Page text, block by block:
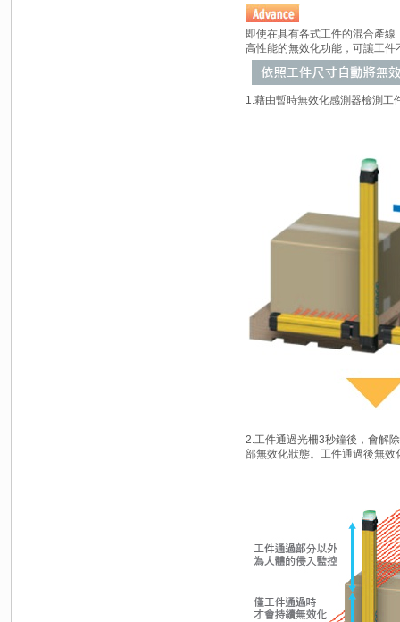
即使在具有各式工件的混合產
高性能的無效化功能，可讓工
1.藉由暫時無效化感測器檢測工
2.工件通過光柵3秒鐘後，會解
部無效化狀態。工件通過後無效